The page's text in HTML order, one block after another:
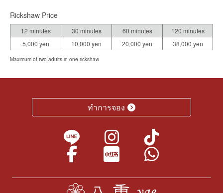
Rickshaw Price
12 minutes
5,000 yen
30 minutes
10,000 yen
60 minutes
20,000 yen
120 minutes
38,000 yen
Maximum of two adults in one rickshaw
ทำการจอง